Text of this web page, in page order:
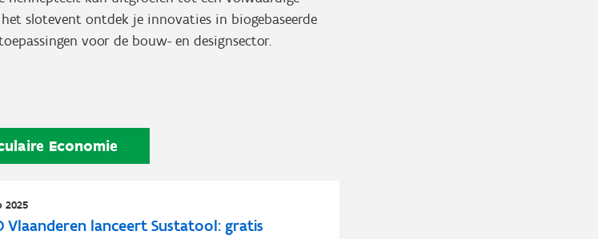
slotevent ontdek je innovaties in biogebaseerde
voor de bouw- en designsector.
Economie
2025
Vlaanderen lanceert Sustatool: gratis